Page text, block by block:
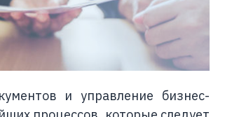
и управление бизнес-